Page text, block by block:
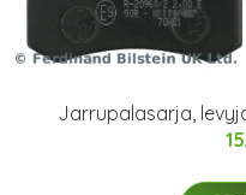
Jarrupalasarja,